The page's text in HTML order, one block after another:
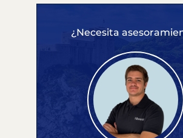
¿Necesita